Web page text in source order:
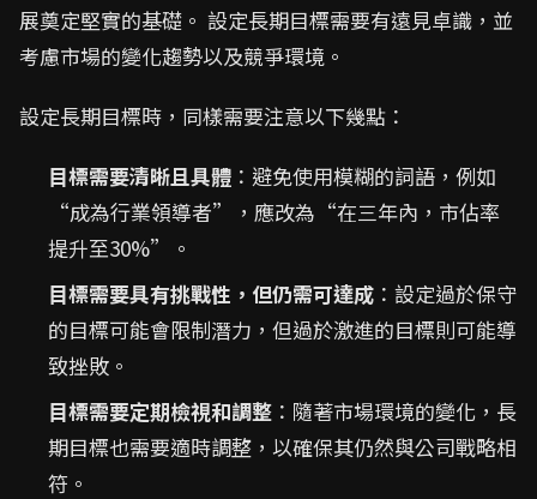
展奠定堅實的基礎。 設定長期目標需要有遠見卓識，並
考慮市場的變化趨勢以及競爭環境。
設定長期目標時，同樣需要注意以下幾點：
目標需要清晰且具體 ：避免使用模糊的詞語，例如
“成為行業領導者”，應改為“在三年內，市佔率
提升至30%”。
目標需要具有挑戰性，但仍需可達成 ：設定過於保守
的目標可能會限制潛力，但過於激進的目標則可能導
致挫敗。
目標需要定期檢視和調整 ：隨著市場環境的變化，長
期目標也需要適時調整，以確保其仍然與公司戰略相
符。